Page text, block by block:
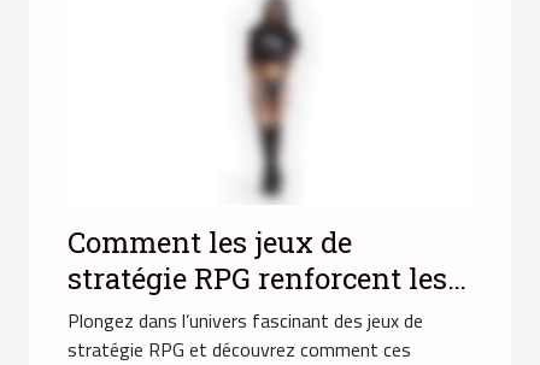
Comment les jeux de
stratégie RPG renforcent les
compétences de prise de
décision ?
Plongez dans l’univers fascinant des jeux de
stratégie RPG et découvrez comment ces